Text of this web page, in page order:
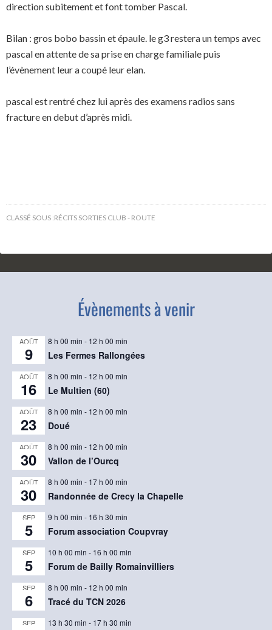
direction subitement et font tomber Pascal.
Bilan : gros bobo bassin et épaule. le g3 restera un temps avec
pascal en attente de sa prise en charge familiale puis
l’évènement leur a coupé leur elan.
pascal est rentré chez lui après des examens radios sans
fracture en debut d’après midi.
CLASSÉ SOUS :RÉCITS SORTIES CLUB - ROUTE
Évènements à venir
AOÛT
9
8 h 00 min - 12 h 00 min
Les Fermes Rallongées
AOÛT
16
8 h 00 min - 12 h 00 min
Le Multien (60)
AOÛT
23
8 h 00 min - 12 h 00 min
Doué
AOÛT
30
8 h 00 min - 12 h 00 min
Vallon de l’Ourcq
AOÛT
30
8 h 00 min - 17 h 00 min
Randonnée de Crecy la Chapelle
SEP
5
9 h 00 min - 16 h 30 min
Forum association Coupvray
SEP
5
10 h 00 min - 16 h 00 min
Forum de Bailly Romainvilliers
SEP
6
8 h 00 min - 12 h 00 min
Tracé du TCN 2026
SEP 13 h 30 min - 17 h 30 min